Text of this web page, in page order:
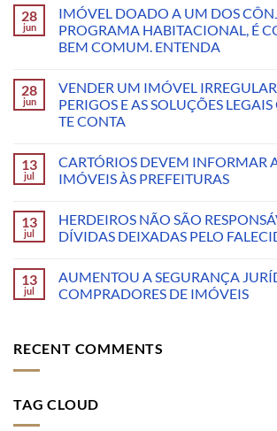
28
jun
IMÓVEL DOADO A UM DOS
PROGRAMA HABITACIONAL, É
BEM COMUM. ENTENDA
28
jun
VENDER UM IMÓVEL IRREGULAR
PERIGOS E AS SOLUÇÕES
TE CONTA
13
jul
CARTÓRIOS DEVEM INFORMAR
IMÓVEIS ÀS PREFEITURAS
13
jul
HERDEIROS NÃO SÃO
DÍVIDAS DEIXADAS PELO
13
jul
AUMENTOU A SEGURANÇA
COMPRADORES DE IMÓVEIS
RECENT COMMENTS
TAG CLOUD